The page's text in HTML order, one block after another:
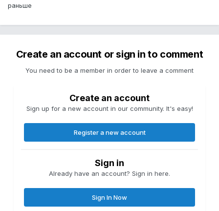
раньше
Create an account or sign in to comment
You need to be a member in order to leave a comment
Create an account
Sign up for a new account in our community. It's easy!
Register a new account
Sign in
Already have an account? Sign in here.
Sign In Now